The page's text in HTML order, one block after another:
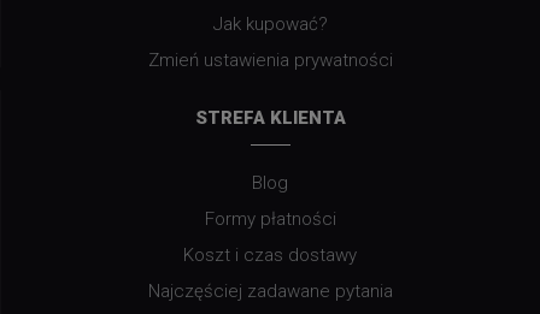
Jak kupować?
Zmień ustawienia prywatności
STREFA KLIENTA
Blog
Formy płatności
Koszt i czas dostawy
Najczęściej zadawane pytania